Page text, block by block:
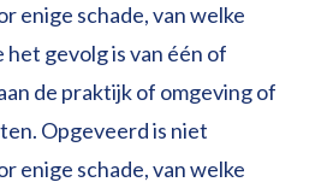
enige schade, van welke
het gevolg is van één of
de praktijk of omgeving of
Opgeveerd is niet
enige schade, van welke